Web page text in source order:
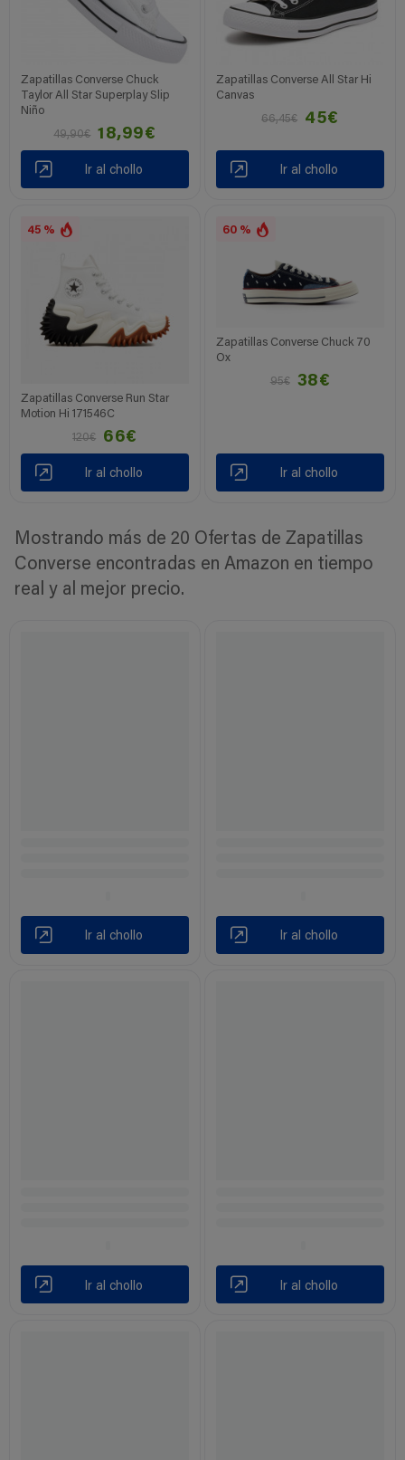
Zapatillas Converse Chuck
Taylor All Star Superplay Slip
Niño
49,90€
18,99€
Ir al chollo
Zapatillas Converse All Star Hi
Canvas
66,45€
45€
Ir al chollo
45 %
Zapatillas Converse Run Star
Motion Hi 171546C
120€
66€
Ir al chollo
60 %
Zapatillas Converse Chuck 70
Ox
95€
38€
Ir al chollo
Mostrando más de 20 Ofertas de Zapatillas
Converse encontradas en Amazon en tiempo
real y al mejor precio.
Ir al chollo Ir al chollo
Ir al chollo Ir al chollo